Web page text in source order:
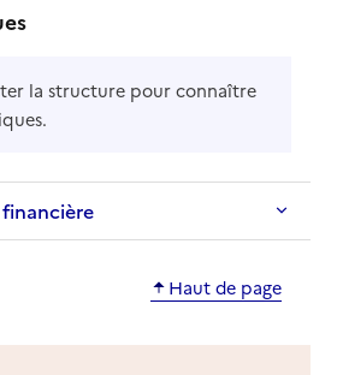
la structure pour connaître
Haut de page